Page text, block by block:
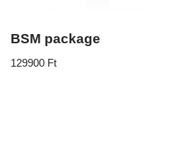
BSM package
129900 Ft